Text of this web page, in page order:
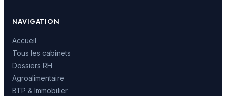
NAVIGATION
Accueil
Tous les cabinets
Dossiers RH
Agroalimentaire
BTP & Immobilier